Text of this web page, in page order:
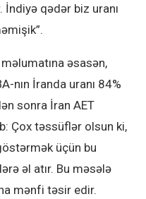
qədər biz uranı
əsasən,
nın İranda uranı 84%
sonra İran AET
Çox təssüflər olsun ki,
üçün bu
əl atır. Bu məsələ
mənfi təsir edir.